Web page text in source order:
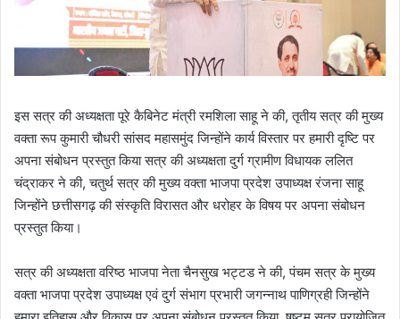
इस सत्र की अध्यक्षता पूरे कैबिनेट मंत्री रमशिला साहू ने की, तृतीय सत्र की मुख्य
वक्ता रूप कुमारी चौधरी सांसद महासमुंद जिन्होंने कार्य विस्तार पर हमारी दृष्टि पर
अपना संबोधन प्रस्तुत किया सत्र की अध्यक्षता दुर्ग ग्रामीण विधायक ललित
चंद्राकर ने की, चतुर्थ सत्र की मुख्य वक्ता भाजपा प्रदेश उपाध्यक्ष रंजना साहू
जिन्होंने छत्तीसगढ़ की संस्कृति विरासत और धरोहर के विषय पर अपना संबोधन
प्रस्तुत किया।
सत्र की अध्यक्षता वरिष्ठ भाजपा नेता चैनसुख भट्टड ने की, पंचम सत्र के मुख्य
वक्ता भाजपा प्रदेश उपाध्यक्ष एवं दुर्ग संभाग प्रभारी जगन्नाथ पाणिग्रही जिन्होंने